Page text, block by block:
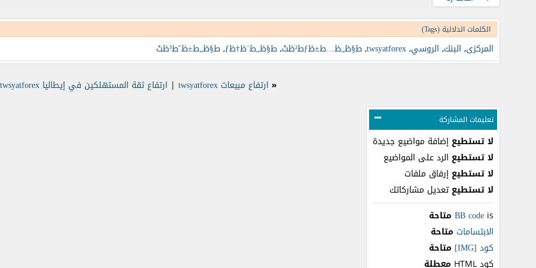
الكلمات الدلالية (Tags)
المركزى, البنك, الروسي,
twsyatforex
,ط§ظ„ظ…ط±ظƒط²ظٹ ,ط§ظ„ط¨ظ†ظƒ ,ط§ظ„ط±ظˆط³ظٹ
« ارتفاع مبيعات twsyatforex | ارتفاع ثقة المستهلكين في إيطاليا twsyatforex
تعليمات المشاركة
لا تستطيع إضافة مواضيع جديدة
لا تستطيع الرد على المواضيع
لا تستطيع إرفاق ملفات
لا تستطيع تعديل مشاركاتك
BB code is
متاحة
الابتسامات متاحة
كود [IMG]
متاحة
كود HTML
معطلة